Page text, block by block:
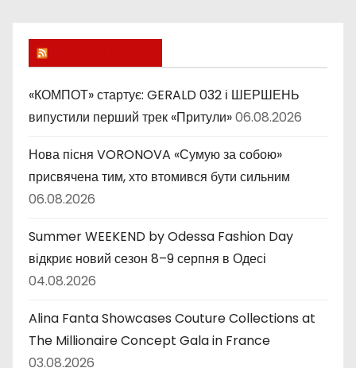
к
и
«КОМПОТ» стартує: GERALD 032 і ШЕРШЕНЬ
випустили перший трек «Притули»06.08.2026
Нова пісня VORONOVA «Сумую за собою»
присвячена тим, хто втомився бути сильним
06.08.2026
Summer WEEKEND by Odessa Fashion Day
відкриє новий сезон 8–9 серпня в Одесі
04.08.2026
Alina Fanta Showcases Couture Collections at
The Millionaire Concept Gala in France
03.08.2026